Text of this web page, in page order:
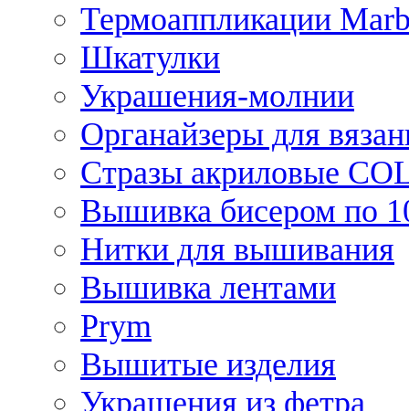
Термоаппликации
Шкатулки
Украшения-молнии
Органайзеры для
Стразы акриловые
Вышивка бисером по
Нитки для вышивания
Вышивка лентами
Prym
Вышитые изделия
Украшения из фетра